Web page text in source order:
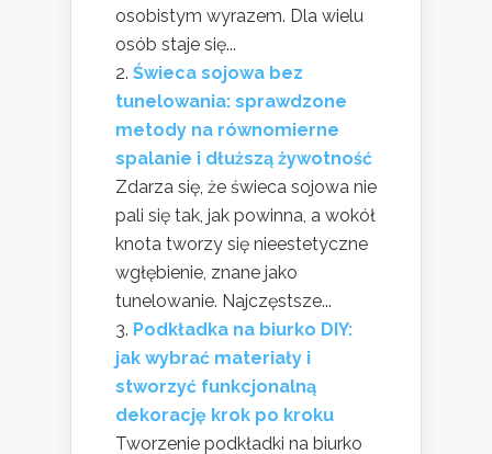
osobistym wyrazem. Dla wielu
osób staje się...
Świeca sojowa bez
tunelowania: sprawdzone
metody na równomierne
spalanie i dłuższą żywotność
Zdarza się, że świeca sojowa nie
pali się tak, jak powinna, a wokół
knota tworzy się nieestetyczne
wgłębienie, znane jako
tunelowanie. Najczęstsze...
Podkładka na biurko DIY:
jak wybrać materiały i
stworzyć funkcjonalną
dekorację krok po kroku
Tworzenie podkładki na biurko